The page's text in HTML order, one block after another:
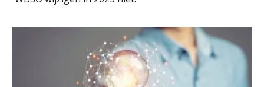
AUG
MOCuitgevers
Summercourse: Kiezen en loslaten & een mindset die kansen ziet en vertrouwen geeft
MOCuitgevers